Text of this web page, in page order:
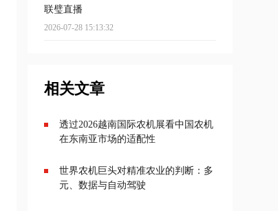
联璧直播
2026-07-28 15:13:32
相关文章
透过2026越南国际农机展看中国农机
在东南亚市场的适配性
世界农机巨头对精准农业的判断：多
元、数据与自动驾驶